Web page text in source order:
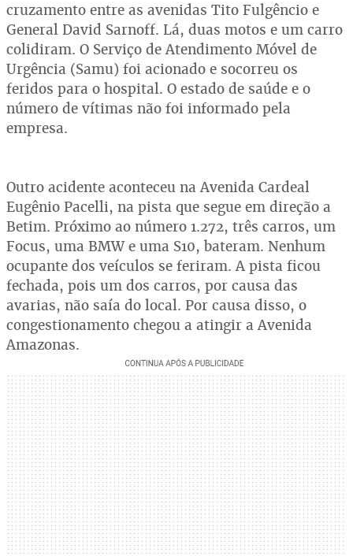
cruzamento entre as avenidas Tito Fulgêncio e
General David Sarnoff. Lá, duas motos e um carro
colidiram. O Serviço de Atendimento Móvel de
Urgência (Samu) foi acionado e socorreu os
feridos para o hospital. O estado de saúde e o
número de vítimas não foi informado pela
empresa.
Outro acidente aconteceu na Avenida Cardeal
Eugênio Pacelli, na pista que segue em direção a
Betim. Próximo ao número 1.272, três carros, um
Focus, uma BMW e uma S10, bateram. Nenhum
ocupante dos veículos se feriram. A pista ficou
fechada, pois um dos carros, por causa das
avarias, não saía do local. Por causa disso, o
congestionamento chegou a atingir a Avenida
Amazonas.